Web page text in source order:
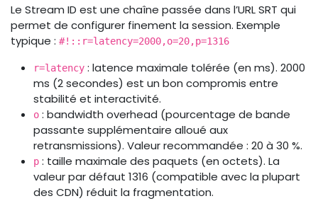
Le Stream ID est une chaîne passée dans l’URL SRT qui
permet de configurer finement la session. Exemple
typique : #!::r=latency=2000,o=20,p=1316
r=latency : latence maximale tolérée (en ms). 2000
ms (2 secondes) est un bon compromis entre
stabilité et interactivité.
o : bandwidth overhead (pourcentage de bande
passante supplémentaire alloué aux
retransmissions). Valeur recommandée : 20 à 30 %.
p : taille maximale des paquets (en octets). La
valeur par défaut 1316 (compatible avec la plupart
des CDN) réduit la fragmentation.